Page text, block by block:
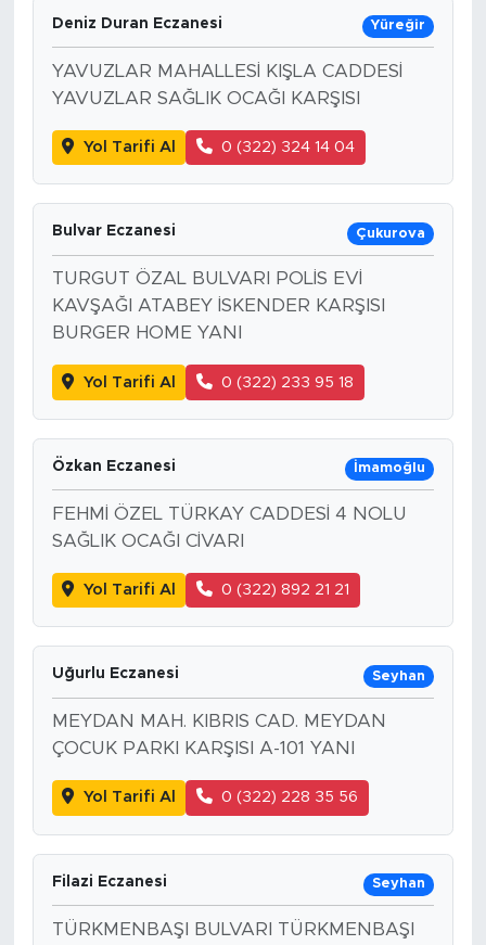
Deniz Duran Eczanesi Yüreğir
YAVUZLAR MAHALLESİ KIŞLA CADDESİ
YAVUZLAR SAĞLIK OCAĞI KARŞISI
Yol Tarifi Al 0 (322) 324 14 04
Bulvar Eczanesi Çukurova
TURGUT ÖZAL BULVARI POLİS EVİ
KAVŞAĞI ATABEY İSKENDER KARŞISI
BURGER HOME YANI
Yol Tarifi Al 0 (322) 233 95 18
Özkan Eczanesi İmamoğlu
FEHMİ ÖZEL TÜRKAY CADDESİ 4 NOLU
SAĞLIK OCAĞI CİVARI
Yol Tarifi Al 0 (322) 892 21 21
Uğurlu Eczanesi Seyhan
MEYDAN MAH. KIBRIS CAD. MEYDAN
ÇOCUK PARKI KARŞISI A-101 YANI
Yol Tarifi Al 0 (322) 228 35 56
Filazi Eczanesi Seyhan
TÜRKMENBAŞI BULVARI TÜRKMENBAŞI